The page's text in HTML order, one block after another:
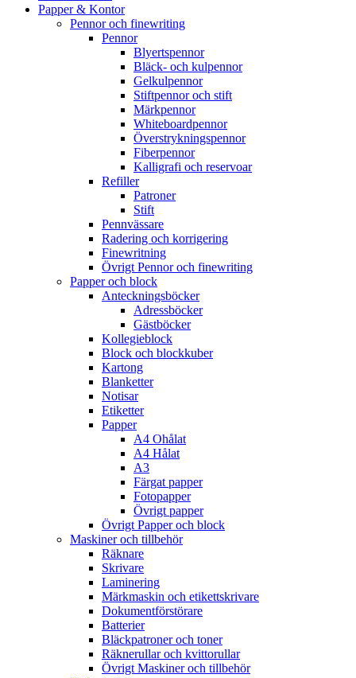
Papper & Kontor
Pennor och finewriting
Pennor
Blyertspennor
Bläck- och kulpennor
Gelkulpennor
Stiftpennor och stift
Märkpennor
Whiteboardpennor
Överstrykningspennor
Fiberpennor
Kalligrafi och reservoar
Refiller
Patroner
Stift
Pennvässare
Radering och korrigering
Finewritning
Övrigt Pennor och finewriting
Papper och block
Anteckningsböcker
Adressböcker
Gästböcker
Kollegieblock
Block och blockkuber
Kartong
Blanketter
Notisar
Etiketter
Papper
A4 Ohålat
A4 Hålat
A3
Färgat papper
Fotopapper
Övrigt papper
Övrigt Papper och block
Maskiner och tillbehör
Räknare
Skrivare
Laminering
Märkmaskin och etikettskrivare
Dokumentförstörare
Batterier
Bläckpatroner och toner
Räknerullar och kvittorullar
Övrigt Maskiner och tillbehör